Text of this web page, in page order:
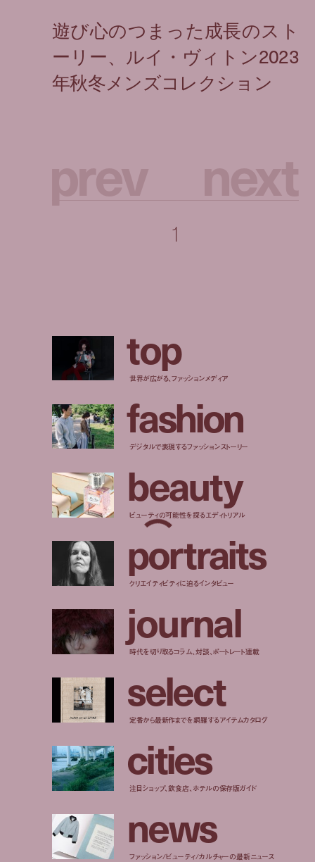
prev next
1
top
世界が広がる、ファッションメディア
fashion
デジタルで表現するファッションストーリー
beauty
ビューティの可能性を探るエディトリアル
portraits
クリエイティビティに迫るインタビュー
journal
時代を切り取るコラム、対談、ポートレート連載
select
定番から最新作までを網羅するアイテムカタログ
cities
注目ショップ、飲食店、ホテルの保存版ガイド
news
ファッション/ビューティ/カルチャーの最新ニュース